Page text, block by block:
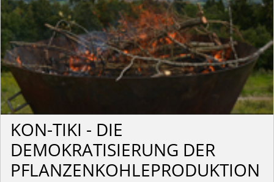
KON-TIKI - DIE
DEMOKRATISIERUNG DER
PFLANZENKOHLEPRODUKTION